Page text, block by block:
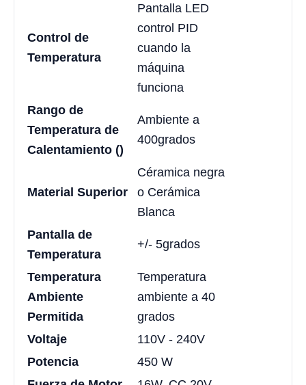
Control de
Temperatura
Pantalla LED
control PID
cuando la
máquina
funciona
Rango de
Temperatura de
Calentamiento ()
Ambiente a
400grados
Material Superior
Céramica negra
o Cerámica
Blanca
Pantalla de
Temperatura
+/- 5grados
Temperatura
Ambiente
Permitida
Temperatura
ambiente a 40
grados
Voltaje
110V - 240V
Potencia
450 W